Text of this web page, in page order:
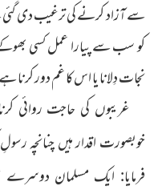
سے آزاد کرنے کی ترغیب دی
کو سب سے پیارا عمل کسی
نجات دِلانا یا اس کا غم دور کرنا
غریبوں کی حاجت روائی
خوبصورت اقدار ہیں چنانچہ
فرمایا: ایک مسلمان دوسرے